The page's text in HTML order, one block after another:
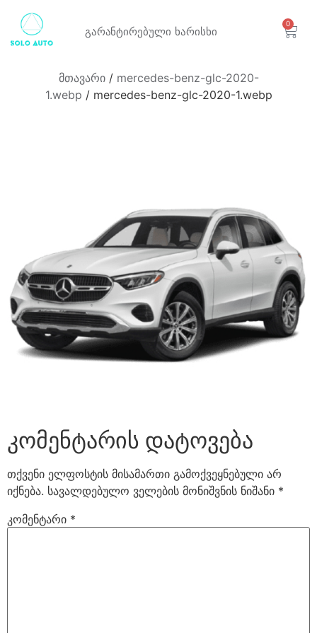
გარანტირებული ხარისხი
0
მთავარი/ mercedes-benz-glc-2020-
1.webp / mercedes-benz-glc-2020-1.webp
კომენტარის დატოვება
თქვენი ელფოსტის მისამართი გამოქვეყნებული არ
იქნება. სავალდებულო ველების მონიშვნის ნიშანი *
კომენტარი *